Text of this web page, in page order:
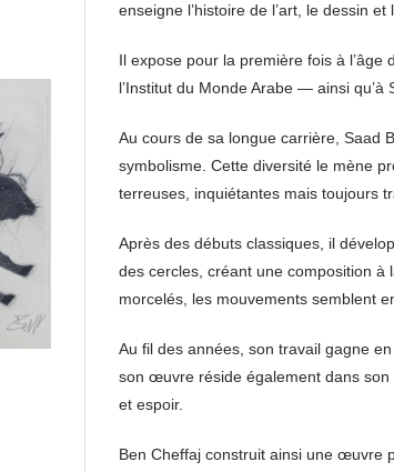
enseigne l’histoire de l’art, le dessin et
Il expose pour la première fois à
l’Institut du Monde Arabe — ainsi qu’à
Au cours de sa longue carrière, Saad
symbolisme. Cette diversité le mène
terreuses, inquiétantes mais toujours
Après des débuts classiques, il
des cercles, créant une composition
morcelés, les mouvements semblent
Au fil des années, son travail gagne
son œuvre réside également dans son
et espoir.
Ben Cheffaj construit ainsi une œuvre